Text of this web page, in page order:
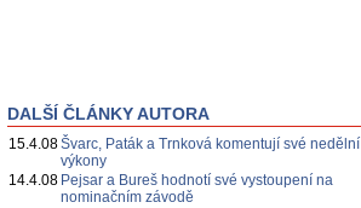
DALŠÍ ČLÁNKY AUTORA
15.4.08Švarc, Paták a Trnková komentují své nedělní
výkony
14.4.08 Pejsar a Bureš hodnotí své vystoupení na
nominačním závodě